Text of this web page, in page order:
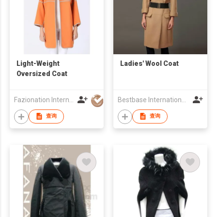
Light-Weight
Oversized Coat
查询
Ladies' Wool Coat
查询